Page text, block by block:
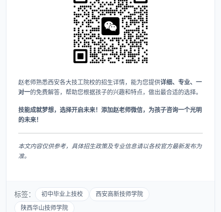
赵老师熟悉西安各大技工院校的招生详情，能为您提供详细、专业、一
对一的免费解答，帮助您根据孩子的兴趣和特点，做出最合适的选择。
技能成就梦想，选择开启未来！添加赵老师微信，为孩子咨询一个光明
的未来！​
本文内容仅供参考，具体招生政策及专业信息请以各校官方最新发布为
准。
标签： 初中毕业上技校
西安高新技师学院
陕西华山技师学院